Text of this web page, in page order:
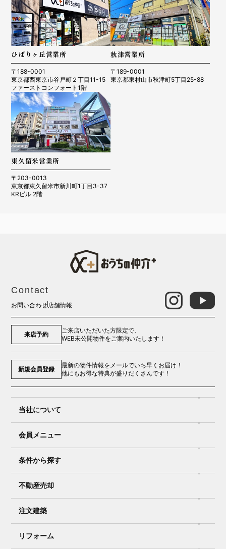
ひばりヶ丘営業所
〒188-0001
東京都西東京市谷戸町２丁目11-15
ファーストコンフォート1階
秋津営業所
〒189-0001
東京都東村山市秋津町5丁目25-88
東久留米営業所
〒203-0013
東京都東久留米市新川町1丁目3-37
KRビル 2階
Contact
お問い合わせ店舗情報
来店予約
ご来店いただいた方限定で、
WEB未公開物件をご案内いたします！
新規会員登録
最新の物件情報をメールでいち早くお届け！
他にもお得な特典が盛りだくさんです！
当社について
会員メニュー
条件から探す
不動産売却
注文建築
リフォーム